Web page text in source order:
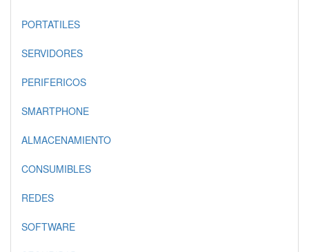
PORTATILES
SERVIDORES
PERIFERICOS
SMARTPHONE
ALMACENAMIENTO
CONSUMIBLES
REDES
SOFTWARE